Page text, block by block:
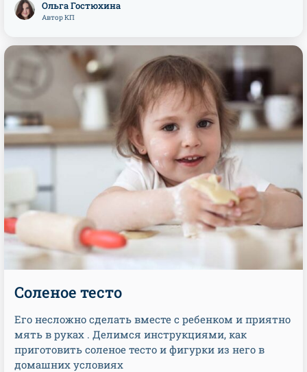
Ольга Гостюхина
Автор КП
Соленое тесто
Его несложно сделать вместе с ребенком и приятно
мять в руках . Делимся инструкциями, как
приготовить соленое тесто и фигурки из него в
домашних условиях